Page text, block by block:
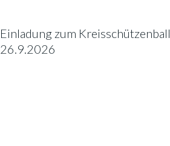
Einladung zum Kreisschützenball
26.9.2026